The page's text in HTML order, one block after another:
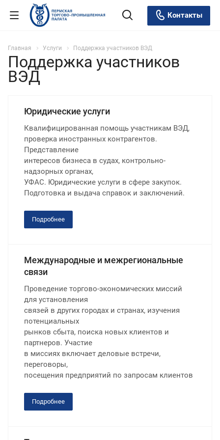
Контакты
Главная Услуги Поддержка участников ВЭД
Поддержка участников
ВЭД
Юридические услуги
Квалифицированная помощь участникам ВЭД,
проверка иностранных контрагентов.
Представление
интересов бизнеса в судах, контрольно-
надзорных органах,
УФАС. Юридические услуги в сфере закупок.
Подготовка и выдача справок и заключений.
Подробнее
Международные и межрегиональные
связи
Проведение торгово-экономических миссий
для установления
связей в других городах и странах, изучения
потенциальных
рынков сбыта, поиска новых клиентов и
партнеров. Участие
в миссиях включает деловые встречи,
переговоры,
посещения предприятий по запросам клиентов
Подробнее